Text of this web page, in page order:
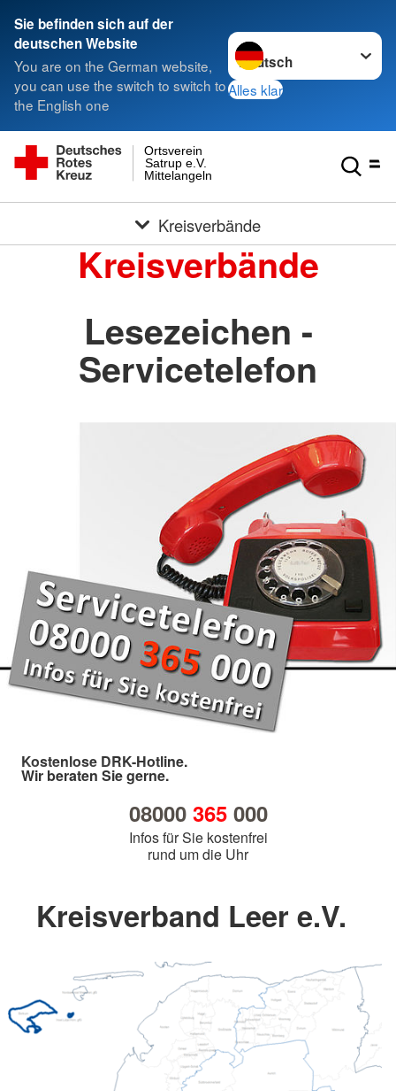
Sie befinden sich auf der
deutschen Website
You are on the German website,
you can use the switch to switch to
the English one
Sprache wechseln zu
Alles klar
Mittelangeln
Satrup e.V.
Ortsverein
Kreisverbände
Kreisverbände
Lesezeichen -
Servicetelefon
Kostenlose DRK-Hotline.
Wir beraten Sie gerne.
08000 365000
Infos für Sie kostenfrei
rund um die Uhr
Kreisverband Leer e.V.